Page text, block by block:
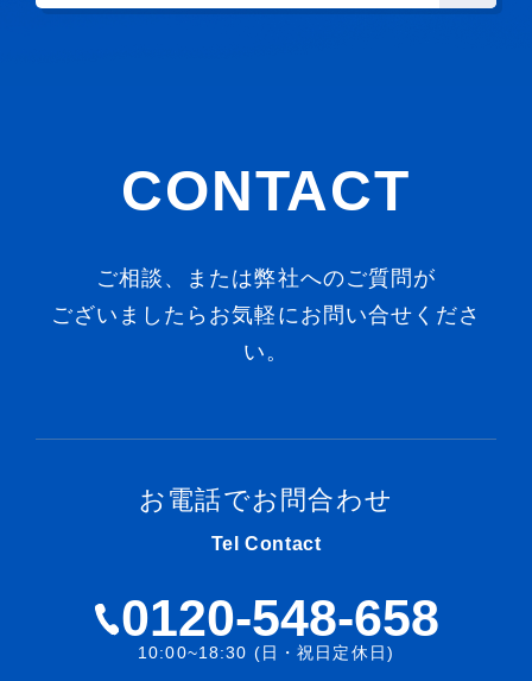
CONTACT
ご相談、または弊社へのご質問が
ございましたらお気軽にお問い合せくださ
い。
お電話でお問合わせ
Tel Contact
0120-548-658
10:00~18:30 (日・祝日定休日)